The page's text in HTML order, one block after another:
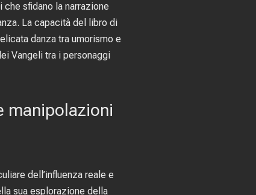
sfidano la narrazione
La capacità del libro di
danza tra umorismo e
Vangeli tra i personaggi
manipolazioni
dell’influenza reale e
sua esplorazione della